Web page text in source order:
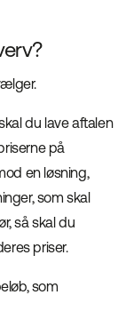
du lave aftalen
på
en løsning,
som skal
så skal du
priser.
som